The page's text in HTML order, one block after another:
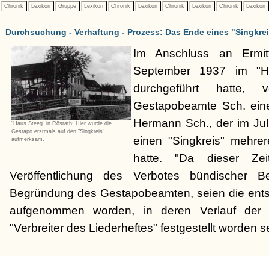
Chronik Lexikon Gruppe Lexikon Chronik Lexikon Chronik Lexikon Chronik Lexikon
Durchsuchung - Verhaftung - Prozess: Das Ende eines
"Haus Steeg" in Rösrath: Hier wurde die
Gestapo erstmals auf den "Singkreis"
aufmerksam.
Im Anschluss an
September 1937 im
durchgeführt hatte,
Gestapobeamte Sch.
Hermann Sch., der im
einen "Singkreis"
hatte. "Da dieser
Veröffentlichung des Verbotes bündischer
Begründung des Gestapobeamten, seien die
aufgenommen worden, in deren Verlauf der
"Verbreiter des Liederheftes" festgestellt worden